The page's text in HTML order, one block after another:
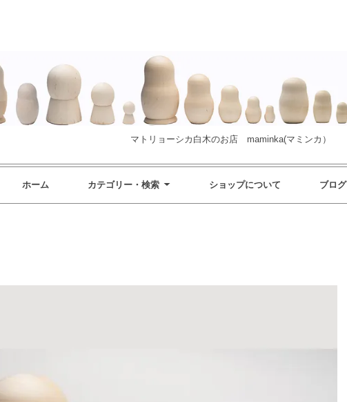
マトリョーシカ白木のお店 maminka(マミンカ）
ホーム カテゴリー・検索 ショップについて ブログ